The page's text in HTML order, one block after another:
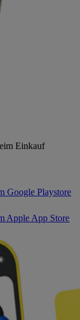
Einkauf
Google Playstore
Apple App Store